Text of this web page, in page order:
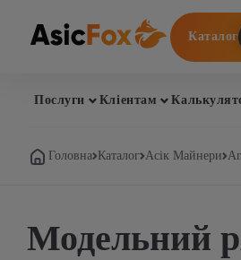
Каталог
Послуги Кліентам
Головна Каталог Асік Майнери
Модельний